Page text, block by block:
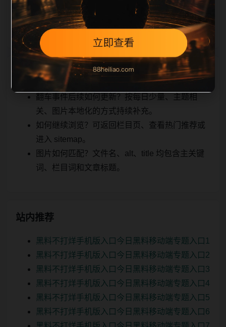
缺图、标题过短、描述为空或正文不足，将进入每日
SEO 检查清单自动修正。
相关问题
翻车事件后续如何更新？按每日少量、主题相
关、图片本地化的方式持续补充。
如何继续浏览？可返回栏目页、查看热门推荐或
进入 sitemap。
图片如何匹配？文件名、alt、title 均包含主关键
词、栏目词和文章标题。
站内推荐
黑料不打烊手机版入口今日黑料移动端专题入口1
黑料不打烊手机版入口今日黑料移动端专题入口2
黑料不打烊手机版入口今日黑料移动端专题入口3
黑料不打烊手机版入口今日黑料移动端专题入口4
黑料不打烊手机版入口今日黑料移动端专题入口5
黑料不打烊手机版入口今日黑料移动端专题入口6